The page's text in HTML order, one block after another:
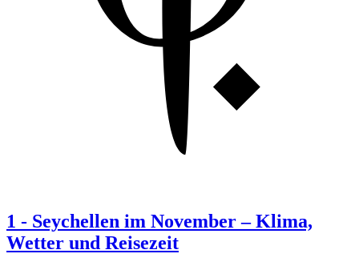
1 - Seychellen im November – Klima,
Wetter und Reisezeit